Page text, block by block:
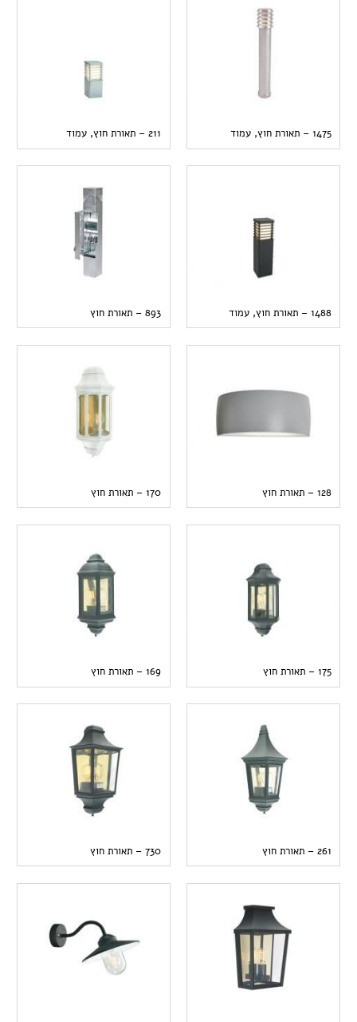
1475 – תאורת חוץ, עמוד 211 – תאורת חוץ, עמוד
1488 – תאורת חוץ, עמוד 893 – תאורת חוץ
128 – תאורת חוץ 170 – תאורת חוץ
175 – תאורת חוץ 169 – תאורת חוץ
261 – תאורת חוץ 730 – תאורת חוץ